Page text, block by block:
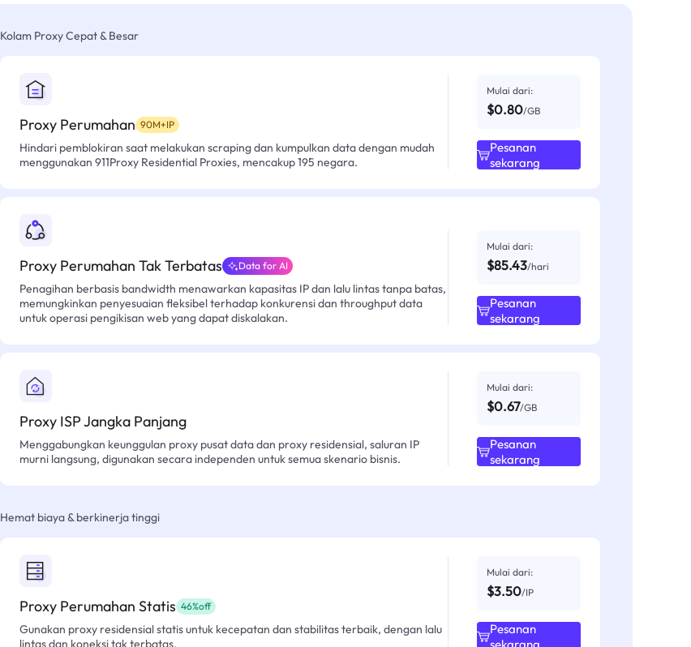
Kolam Proxy Cepat & Besar
Proxy Perumahan 90M+IP
Hindari pemblokiran saat melakukan scraping dan kumpulkan data dengan mudah
menggunakan 911Proxy Residential Proxies, mencakup 195 negara.
Mulai dari:
$0.80/GB
Pesanan
sekarang
Proxy Perumahan Tak Terbatas Data for AI
Penagihan berbasis bandwidth menawarkan kapasitas IP dan lalu lintas tanpa batas,
memungkinkan penyesuaian fleksibel terhadap konkurensi dan throughput data
untuk operasi pengikisan web yang dapat diskalakan.
Mulai dari:
$85.43/hari
Pesanan
sekarang
Proxy ISP Jangka Panjang
Menggabungkan keunggulan proxy pusat data dan proxy residensial, saluran IP
murni langsung, digunakan secara independen untuk semua skenario bisnis.
Mulai dari:
$0.67/GB
Pesanan
sekarang
Hemat biaya & berkinerja tinggi
Proxy Perumahan Statis 46%off
Gunakan proxy residensial statis untuk kecepatan dan stabilitas terbaik, dengan lalu
lintas dan koneksi tak terbatas.
Mulai dari:
$3.50/IP
Pesanan